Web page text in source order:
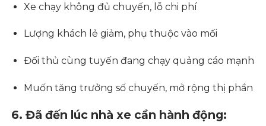
Xe chạy không đủ chuyến, lỗ chi phí
Lượng khách lẻ giảm, phụ thuộc vào mối
Đối thủ cùng tuyến đang chạy quảng cáo mạnh
Muốn tăng trưởng số chuyến, mở rộng thị phần
6. Đã đến lúc nhà xe cần hành động: